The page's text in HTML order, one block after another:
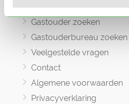
Oppaswerk zoeken
Gastouder zoeken
Gastouderbureau zoeken
Veelgestelde vragen
Contact
Algemene voorwaarden
Privacyverklaring